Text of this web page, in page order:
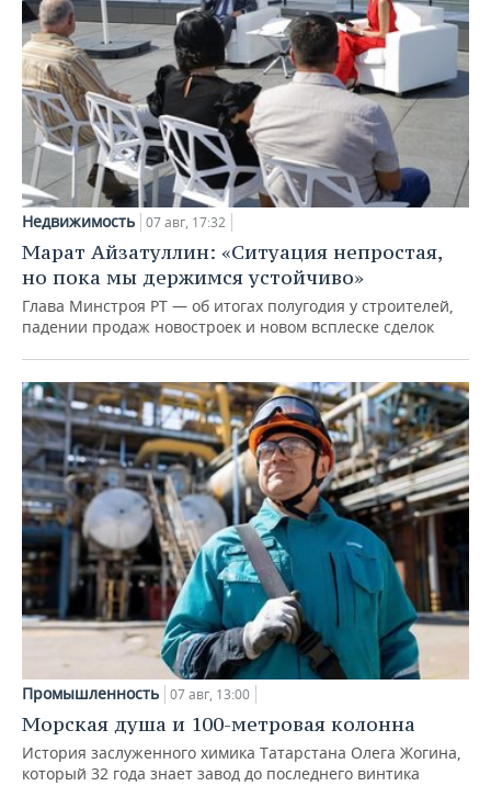
Недвижимость 07 авг, 17:32
Марат Айзатуллин: «Ситуация непростая,
но пока мы держимся устойчиво»
Глава Минстроя РТ — об итогах полугодия у строителей,
падении продаж новостроек и новом всплеске сделок
Промышленность 07 авг, 13:00
Морская душа и 100-метровая колонна
История заслуженного химика Татарстана Олега Жогина,
который 32 года знает завод до последнего винтика